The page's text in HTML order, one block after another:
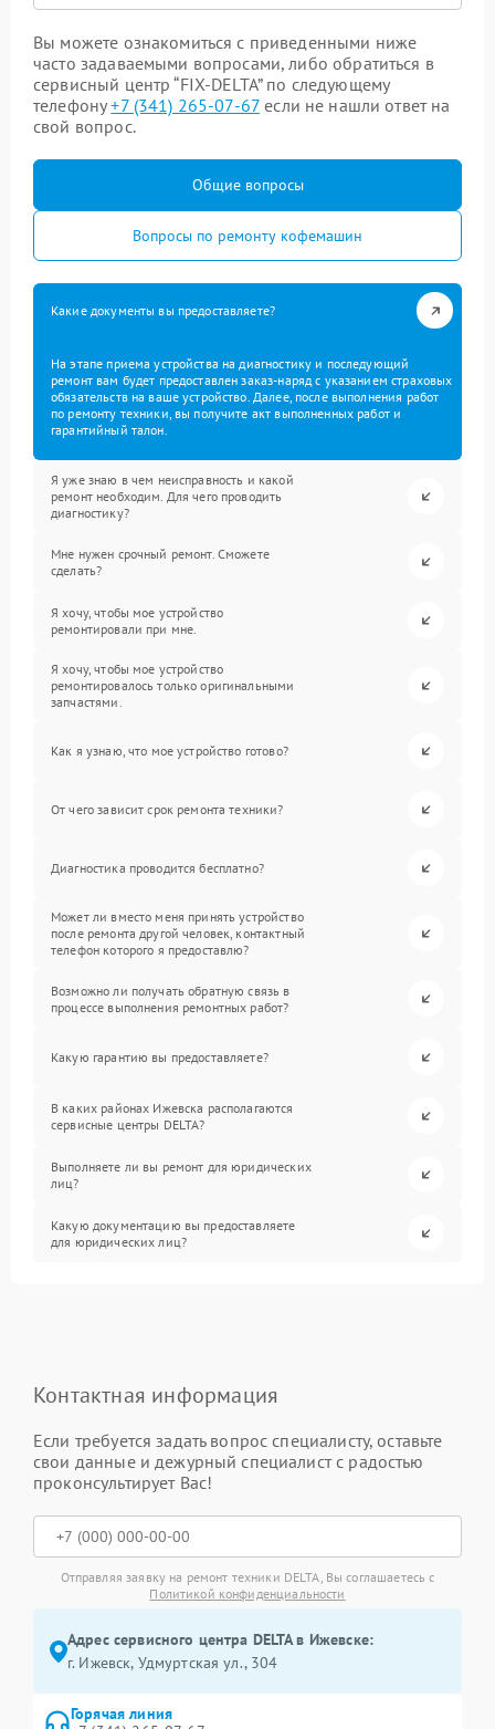
Вы можете ознакомиться с приведенными ниже
часто задаваемыми вопросами, либо обратиться в
сервисный центр “FIX-DELTA” по следующему
телефону+7 (341) 265-07-67 если не нашли ответ на
свой вопрос.
Общие вопросы
Вопросы по ремонту кофемашин
Какие документы вы предоставляете?
На этапе приема устройства на диагностику и последующий
ремонт вам будет предоставлен заказ-наряд с указанием страховых
обязательств на ваше устройство. Далее, после выполнения работ
по ремонту техники, вы получите акт выполненных работ и
гарантийный талон.
Я уже знаю в чем неисправность и какой
ремонт необходим. Для чего проводить
диагностику?
Мне нужен срочный ремонт. Сможете
сделать?
Я хочу, чтобы мое устройство
ремонтировали при мне.
Я хочу, чтобы мое устройство
ремонтировалось только оригинальными
запчастями.
Как я узнаю, что мое устройство готово?
От чего зависит срок ремонта техники?
Диагностика проводится бесплатно?
Может ли вместо меня принять устройство
после ремонта другой человек, контактный
телефон которого я предоставлю?
Возможно ли получать обратную связь в
процессе выполнения ремонтных работ?
Какую гарантию вы предоставляете?
В каких районах Ижевска располагаются
сервисные центры DELTA?
Выполняете ли вы ремонт для юридических
лиц?
Какую документацию вы предоставляете
для юридических лиц?
Контактная информация
Если требуется задать вопрос специалисту, оставьте
свои данные и дежурный специалист с радостью
проконсультирует Вас!
Отправляя заявку на ремонт техники DELTA, Вы соглашаетесь с
Политикой конфиденциальности
Адрес сервисного центра DELTA в Ижевске:
г. Ижевск, Удмуртская ул., 304
Горячая линия